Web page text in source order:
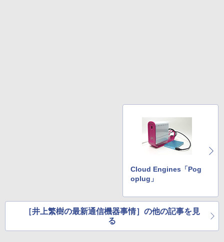
Cloud Engines「Pog
oplug」
［井上繁樹の最新通信機器事情］の他の記事を見
る